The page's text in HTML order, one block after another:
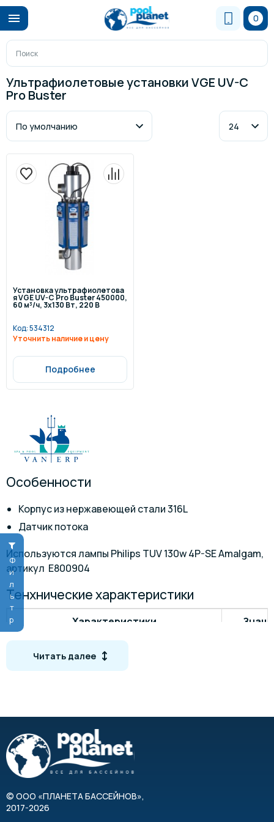
0
Фильтр
Ультрафиолетовые установки VGE UV-C
Pro Buster
Установка ультрафиолетова
я VGE UV-C Pro Buster 450000,
60 м³/ч, 3x130 Вт, 220 В
Код:534312
Уточнить наличие и цену
Подробнее
Особенности
Корпус из нержавеющей стали 316L
Датчик потока
Используются лампы Philips TUV 130w 4P-SE Amalgam,
артикул E800904
Тенхнические характеристики
Характеристики
Производительность, макс
Напряжение питания
Максимальный поток воды
Класс влагозащиты
Температура воды
Читать далее
© ООО «ПЛАНЕТА БАССЕЙНОВ»,
2017-2026